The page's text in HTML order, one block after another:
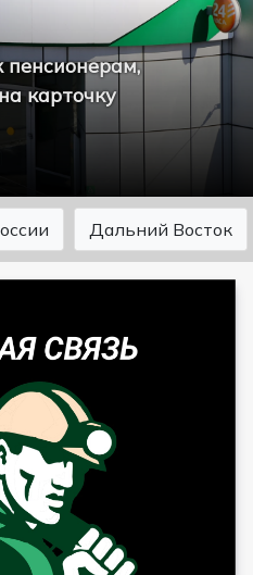
пенсионерам,
карточку
Дальний Восток